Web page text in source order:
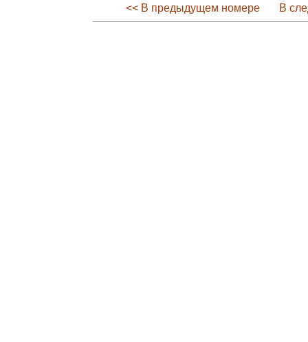
<< В предыдущем номере В